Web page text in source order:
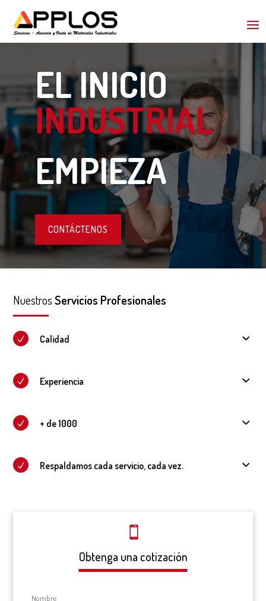
EL INICIO
INDUSTRIAL
EMPIEZA
CONTÁCTENOS
NuestrosServicios Profesionales
Calidad
Experiencia
+ de 1000
Respaldamos cada servicio, cada vez.
Obtenga una cotización